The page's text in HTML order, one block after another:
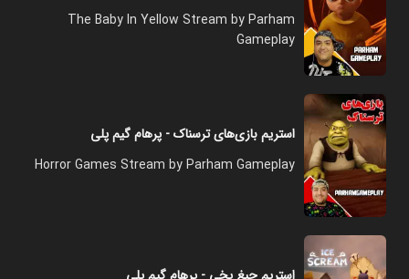
The Baby In Yellow Stream by Parham
Gameplay
استریم بازی‌های ترسناک - پرهام گیم پلی
Horror Games Stream by Parham Gameplay